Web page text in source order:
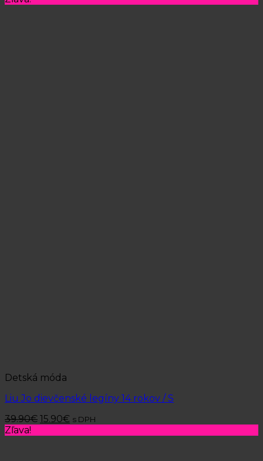
Detská móda
Liu Jo dievčenské legíny 14 rokov / S
39.90€ 15.90€ s DPH
Zľava!